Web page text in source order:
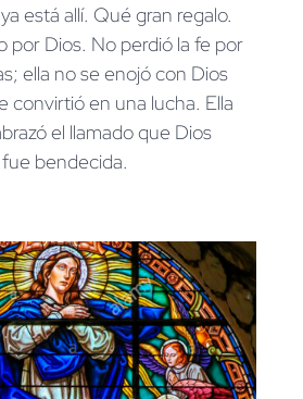
está allí. Qué gran regalo.
por Dios. No perdió la fe por
ella no se enojó con Dios
convirtió en una lucha. Ella
el llamado que Dios
bendecida.